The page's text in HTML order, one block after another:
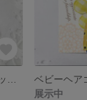
展示中